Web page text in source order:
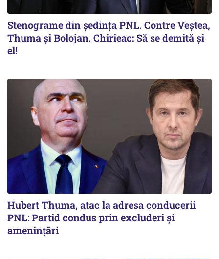
Stenograme din ședința PNL. Contre Veștea,
Thuma și Bolojan. Chirieac: Să se demită și
el!
Hubert Thuma, atac la adresa conducerii
PNL: Partid condus prin excluderi și
amenințări